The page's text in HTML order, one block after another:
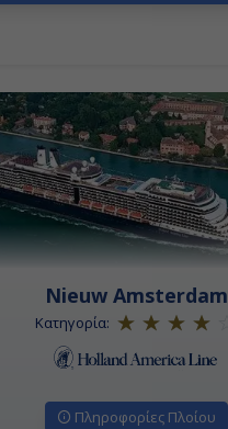
Nieuw Amsterdam
Κατηγορία:
Πληροφορίες Πλοίου